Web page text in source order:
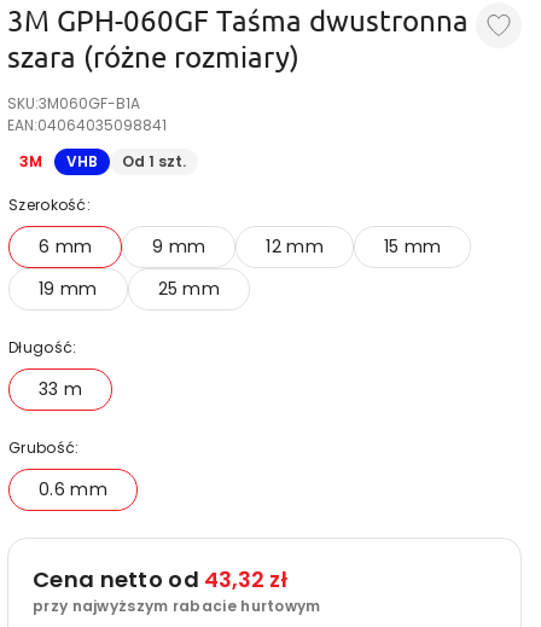
3M GPH-060GF Taśma dwustronna
szara (różne rozmiary)
SKU:3M060GF-B1A
EAN:04064035098841
3M
VHB Od 1 szt.
Szerokość:
6 mm 9 mm 12 mm
15 mm
19 mm
25 mm
Długość:
33 m
Grubość:
0.6 mm
Cena netto od 43,32 zł
przy najwyższym rabacie hurtowym